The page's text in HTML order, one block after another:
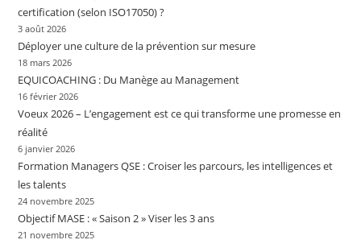
certification (selon ISO17050) ?
3 août 2026
Déployer une culture de la prévention sur mesure
18 mars 2026
EQUICOACHING : Du Manège au Management
16 février 2026
Voeux 2026 – L’engagement est ce qui transforme une promesse en
réalité
6 janvier 2026
Formation Managers QSE : Croiser les parcours, les intelligences et
les talents
24 novembre 2025
Objectif MASE : « Saison 2 » Viser les 3 ans
21 novembre 2025